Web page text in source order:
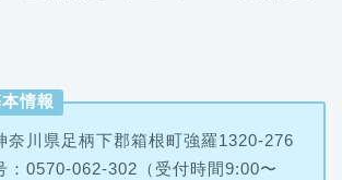
情報
奈川県足柄下郡箱根町強羅1320-276
：0570-062-302（受付時間9:00〜